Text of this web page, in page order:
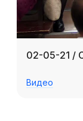
02-05-21 /
Видео